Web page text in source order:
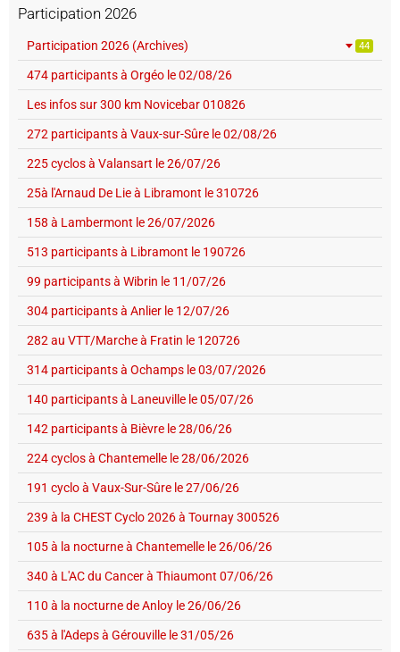
Participation 2026
Participation 2026 (Archives) 44
474 participants à Orgéo le 02/08/26
Les infos sur 300 km Novicebar 010826
272 participants à Vaux-sur-Sûre le 02/08/26
225 cyclos à Valansart le 26/07/26
25à l'Arnaud De Lie à Libramont le 310726
158 à Lambermont le 26/07/2026
513 participants à Libramont le 190726
99 participants à Wibrin le 11/07/26
304 participants à Anlier le 12/07/26
282 au VTT/Marche à Fratin le 120726
314 participants à Ochamps le 03/07/2026
140 participants à Laneuville le 05/07/26
142 participants à Bièvre le 28/06/26
224 cyclos à Chantemelle le 28/06/2026
191 cyclo à Vaux-Sur-Sûre le 27/06/26
239 à la CHEST Cyclo 2026 à Tournay 300526
105 à la nocturne à Chantemelle le 26/06/26
340 à L'AC du Cancer à Thiaumont 07/06/26
110 à la nocturne de Anloy le 26/06/26
635 à l'Adeps à Gérouville le 31/05/26